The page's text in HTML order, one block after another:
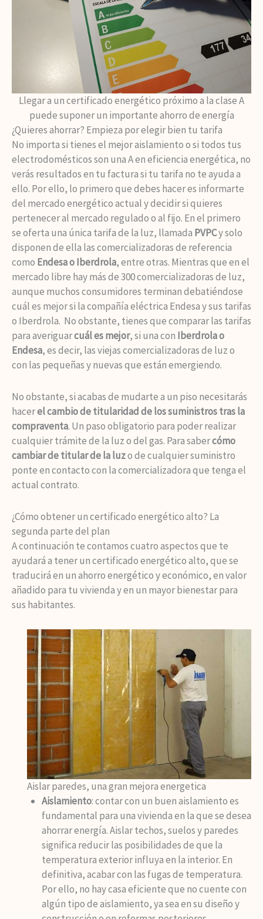
Llegar a un certificado energético próximo a la clase A
puede suponer un importante ahorro de energía
¿Quieres ahorrar? Empieza por elegir bien tu tarifa
No importa si tienes el mejor aislamiento o si todos tus
electrodomésticos son una A en eficiencia energética, no
verás resultados en tu factura si tu tarifa no te ayuda a
ello. Por ello, lo primero que debes hacer es informarte
del mercado energético actual y decidir si quieres
pertenecer al mercado regulado o al fijo. En el primero
se oferta una única tarifa de la luz, llamada PVPCy solo
disponen de ella las comercializadoras de referencia
como Endesa o Iberdrola, entre otras. Mientras que en el
mercado libre hay más de 300 comercializadoras de luz,
aunque muchos consumidores terminan debatiéndose
cuál es mejor si la compañía eléctrica Endesa y sus tarifas
o Iberdrola. No obstante, tienes que comparar las tarifas
para averiguarcuál es mejor, si una con Iberdrola o
Endesa, es decir, las viejas comercializadoras de luz o
con las pequeñas y nuevas que están emergiendo.
No obstante, si acabas de mudarte a un piso necesitarás
hacerel cambio de titularidad de los suministros tras la
compraventa. Un paso obligatorio para poder realizar
cualquier trámite de la luz o del gas. Para sabercómo
cambiar de titular de la luzo de cualquier suministro
ponte en contacto con la comercializadora que tenga el
actual contrato.
¿Cómo obtener un certificado energético alto? La
segunda parte del plan
A continuación te contamos cuatro aspectos que te
ayudará a tener un certificado energético alto, que se
traducirá en un ahorro energético y económico, en valor
añadido para tu vivienda y en un mayor bienestar para
sus habitantes.
Aislar paredes, una gran mejora energetica
Aislamiento: contar con un buen aislamiento es
fundamental para una vivienda en la que se desea
ahorrar energía. Aislar techos, suelos y paredes
significa reducir las posibilidades de que la
temperatura exterior influya en la interior. En
definitiva, acabar con las fugas de temperatura.
Por ello, no hay casa eficiente que no cuente con
algún tipo de aislamiento, ya sea en su diseño y